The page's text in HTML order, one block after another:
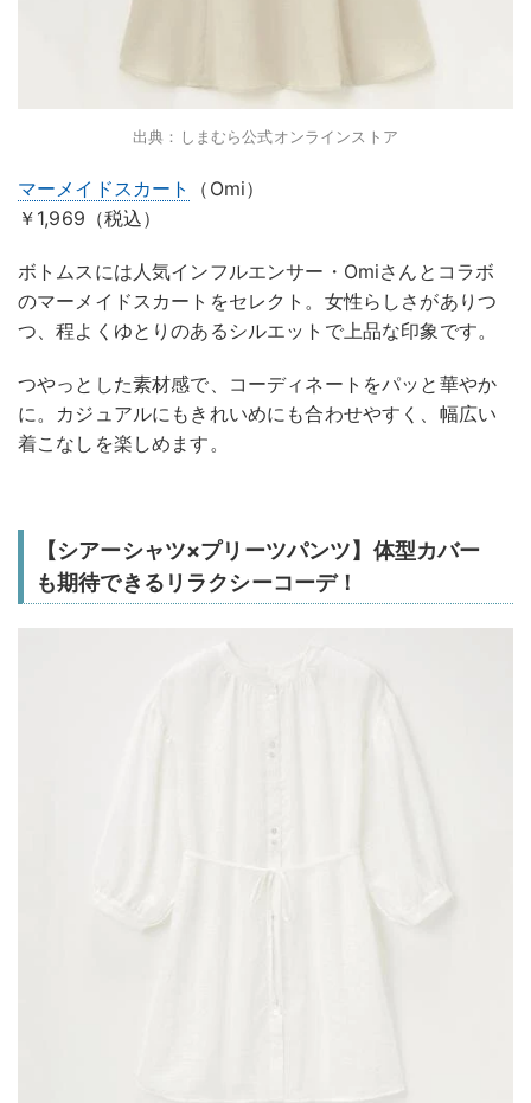
出典：しまむら公式オンラインストア
マーメイドスカート
（Omi）
￥1,969（税込）
ボトムスには人気インフルエンサー・Omiさんとコラボ
のマーメイドスカートをセレクト。女性らしさがありつ
つ、程よくゆとりのあるシルエットで上品な印象です。
つやっとした素材感で、コーディネートをパッと華やか
に。カジュアルにもきれいめにも合わせやすく、幅広い
着こなしを楽しめます。
【シアーシャツ×プリーツパンツ】体型カバー
も期待できるリラクシーコーデ！